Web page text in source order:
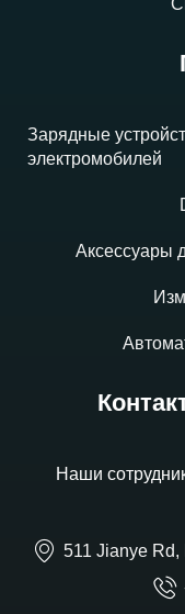
Зарядные
электромобилей
Аксессуары
Наши
511 Jianye